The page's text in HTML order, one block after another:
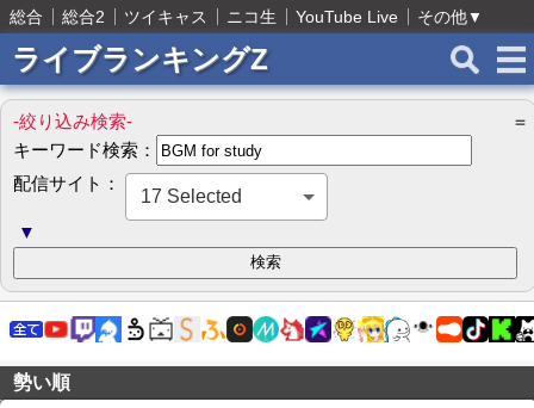
総合 総合2 ツイキャス ニコ生 YouTube Live その他▼
ライブランキングZ
-絞り込み検索-
＝
キーワード検索：
配信サイト：
17 Selected
▼
勢い順